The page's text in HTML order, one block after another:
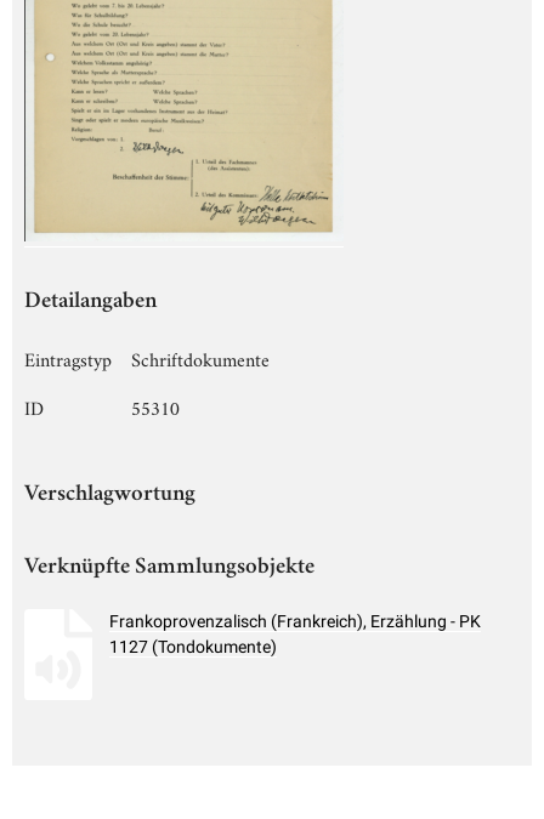
Detailangaben
Eintragstyp
Schriftdokumente
ID
55310
Verschlagwortung
Verknüpfte Sammlungsobjekte
Frankoprovenzalisch (Frankreich), Erzählung - PK
1127 (Tondokumente)